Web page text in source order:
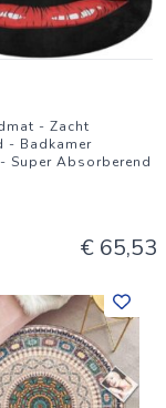
- Zacht
- Badkamer
Super Absorberend
€ 65,53